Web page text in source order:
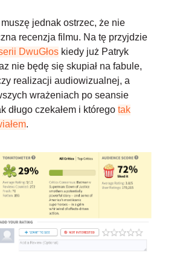
muszę jednak ostrzec, że nie
recenzja filmu. Na tę przyjdzie
DwuGłos kiedy już Patryk
nie będę się skupiał na fabule,
realizacji audiowizualnej, a
wrażeniach po seansie
długo czekałem i któregotak
.